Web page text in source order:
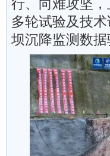
行、向难攻坚
多轮试验及技
坝沉降监测数